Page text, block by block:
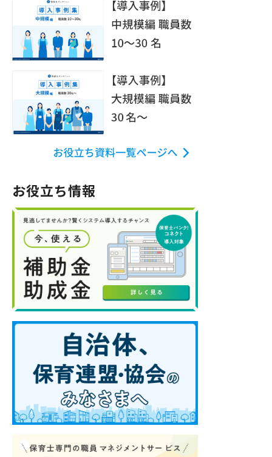
お役立ち情報